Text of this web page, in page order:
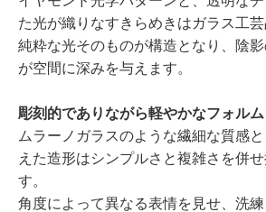
た光が織りなすきらめきはガラス工芸
純粋な光そのものが構造となり、陰
が空間に深みを与えます。
彫刻的でありながら軽やかなフォルム
ムラーノガラスのような繊細な質感
えた造形はシンプルさと複雑さを併
す。
角度によって異なる表情を見せ、洗